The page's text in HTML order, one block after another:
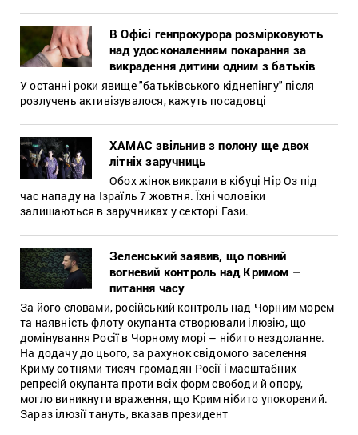
В Офісі генпрокурора розмірковують
над удосконаленням покарання за
викрадення дитини одним з батьків
У останні роки явище "батьківського кіднепінгу" після
розлучень активізувалося, кажуть посадовці
ХАМАС звільнив з полону ще двох
літніх заручниць
Обох жінок викрали в кібуці Нір Оз під
час нападу на Ізраїль 7 жовтня. Їхні чоловіки
залишаються в заручниках у секторі Гази.
Зеленський заявив, що повний
вогневий контроль над Кримом –
питання часу
За його словами, російський контроль над Чорним морем
та наявність флоту окупанта створювали ілюзію, що
домінування Росії в Чорному морі – нібито нездоланне.
На додачу до цього, за рахунок свідомого заселення
Криму сотнями тисяч громадян Росії і масштабних
репресій окупанта проти всіх форм свободи й опору,
могло виникнути враження, що Крим нібито упокорений.
Зараз ілюзії тануть, вказав президент